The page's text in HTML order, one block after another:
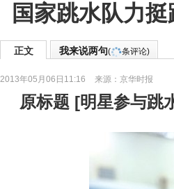
国家跳水队力
正文 我来说两句( 条评论)
2013年05月06日11:16 来源： 京华时报
原标题 [明星参与跳